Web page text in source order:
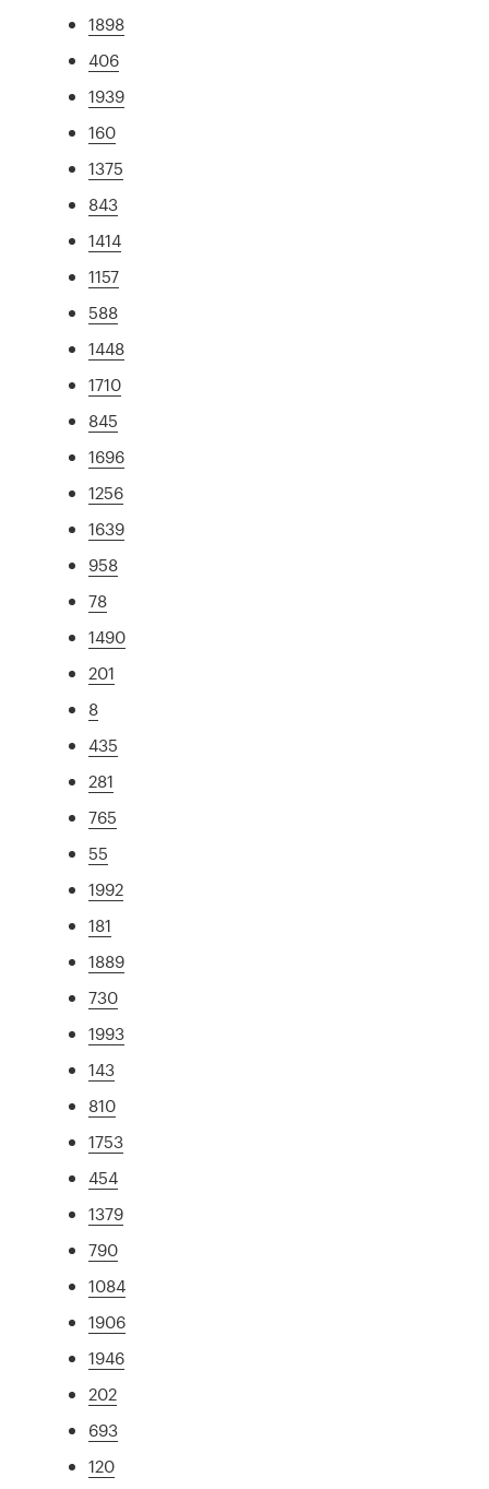
1898
406
1939
160
1375
843
1414
1157
588
1448
1710
845
1696
1256
1639
958
78
1490
201
8
435
281
765
55
1992
181
1889
730
1993
143
810
1753
454
1379
790
1084
1906
1946
202
693
120